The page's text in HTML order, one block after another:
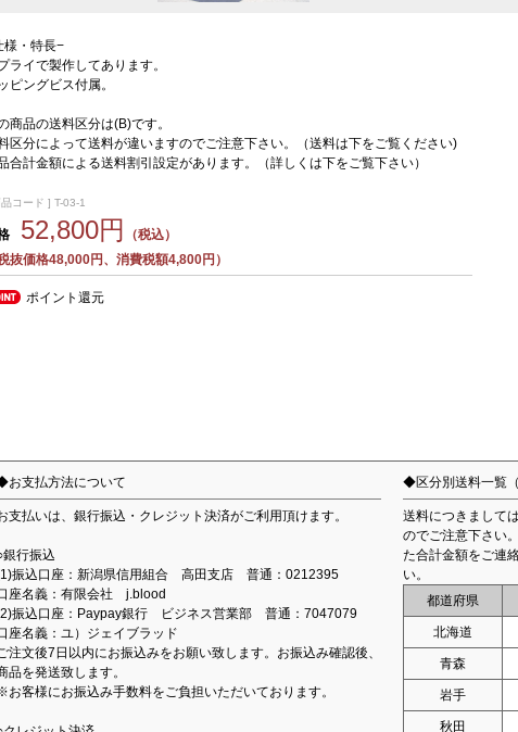
様・特長−
ライで製作してあります。
ピングビス付属。
商品の送料区分は(B)です。
区分によって送料が違いますのでご注意下さい。（送料は下をご覧ください)
合計金額による送料割引設定があります。（詳しくは下をご覧下さい）
コード ] T-03-1
52,800円
（税込）
税抜価格48,000円、消費税額4,800円）
ポイント還元
お支払方法について
支払いは、銀行振込・クレジット決済がご利用頂けます。
銀行振込
振込口座：新潟県信用組合 高田支店 普通：0212395
座名義：有限会社 j.blood
振込口座：Paypay銀行 ビジネス営業部 普通：7047079
座名義：ユ）ジェイブラッド
注文後7日以内にお振込みをお願い致します。お振込み確認後、
品を発送致します。
お客様にお振込み手数料をご負担いただいております。
◆区分別送料一覧（
送料につきまして
のでご注意下さい
た合計金額をご連
い。
都道府県
北海道
青森
岩手
秋田